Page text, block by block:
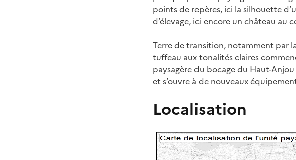
points de repères, ici la silhouette
d’élevage, ici encore un château au
Terre de transition, notamment par
tuffeau aux tonalités claires
paysagère du bocage du Haut-
et s’ouvre à de nouveaux
Localisation